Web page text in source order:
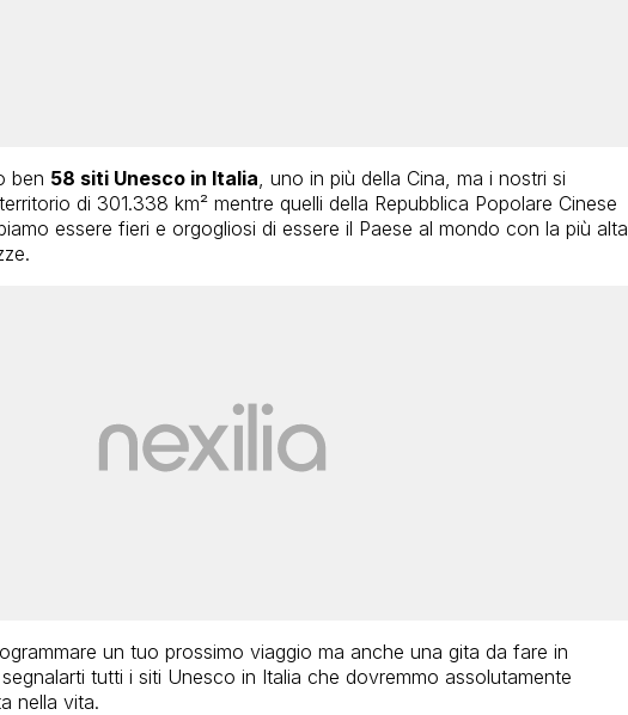
ben 58 siti Unesco in Italia , uno in più della Cina, ma i nostri si
di 301.338 km² mentre quelli della Repubblica Popolare Cinese
essere fieri e orgogliosi di essere il Paese al mondo con la più alta
un tuo prossimo viaggio ma anche una gita da fare in
tutti i siti Unesco in Italia che dovremmo assolutamente
nella vita.